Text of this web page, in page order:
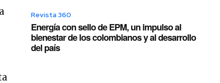
Revista 360
Energía con sello de EPM, un impulso al
bienestar de los colombianos y al desarrollo
del país